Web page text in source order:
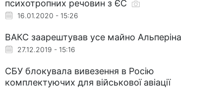
психотропних речовин з ЄС
16.01.2020 - 15:26
ВАКС заарештував усе майно Альперіна
27.12.2019 - 15:16
СБУ блокувала вивезення в Росію
комплектуючих для військової авіації